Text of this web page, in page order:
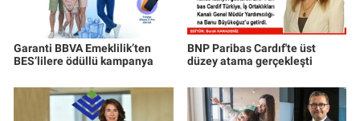
Garanti BBVA Emeklilik’ten
BES’lilere ödüllü kampanya
BNP Paribas Cardıf'te üst
düzey atama gerçekleşti